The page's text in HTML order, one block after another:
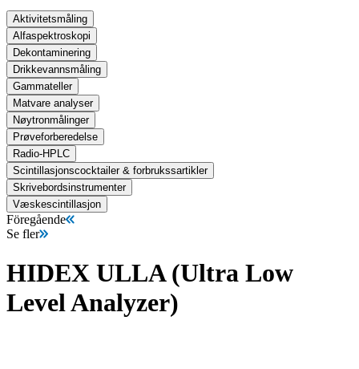
Aktivitetsmåling
Alfaspektroskopi
Dekontaminering
Drikkevannsmåling
Gammateller
Matvare analyser
Nøytronmålinger
Prøveforberedelse
Radio-HPLC
Scintillasjonscocktailer & forbrukssartikler
Skrivebordsinstrumenter
Væskescintillasjon
Föregående
Se fler
HIDEX ULLA (Ultra Low
Level Analyzer)